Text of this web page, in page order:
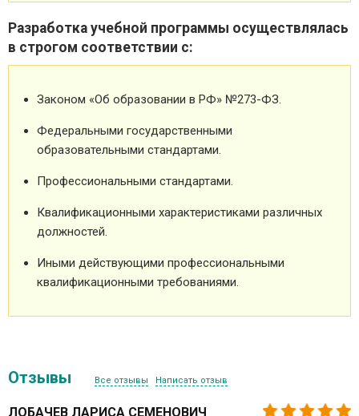
Разработка учебной программы осуществлялась
в строгом соответствии с:
Законом «Об образовании в РФ» №273-ФЗ.
Федеральными государственными
образовательными стандартами.
Профессиональными стандартами.
Квалификационными характеристиками различных
должностей.
Иными действующими профессиональными
квалификационными требованиями.
Отзывы Все отзывы Написать отзыв
ЛОБАЧЕВ ЛАРИСА СЕМЕНОВИЧ